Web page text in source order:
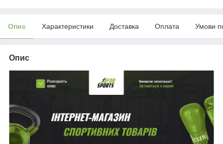
Опис Характеристики Доставка Оплата Умови
Опис